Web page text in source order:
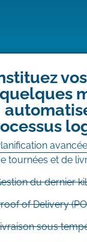
tournées et de
du dernier
of Delivery
sous